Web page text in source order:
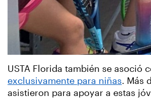
USTA Florida también se asoció
exclusivamente para niñas. Más
asistieron para apoyar a estas